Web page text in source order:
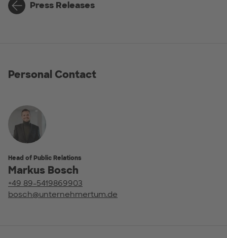
Press Releases
Personal Contact
Head of Public Relations
Markus Bosch
+49 89-5419869903
bosch@unternehmertum.de